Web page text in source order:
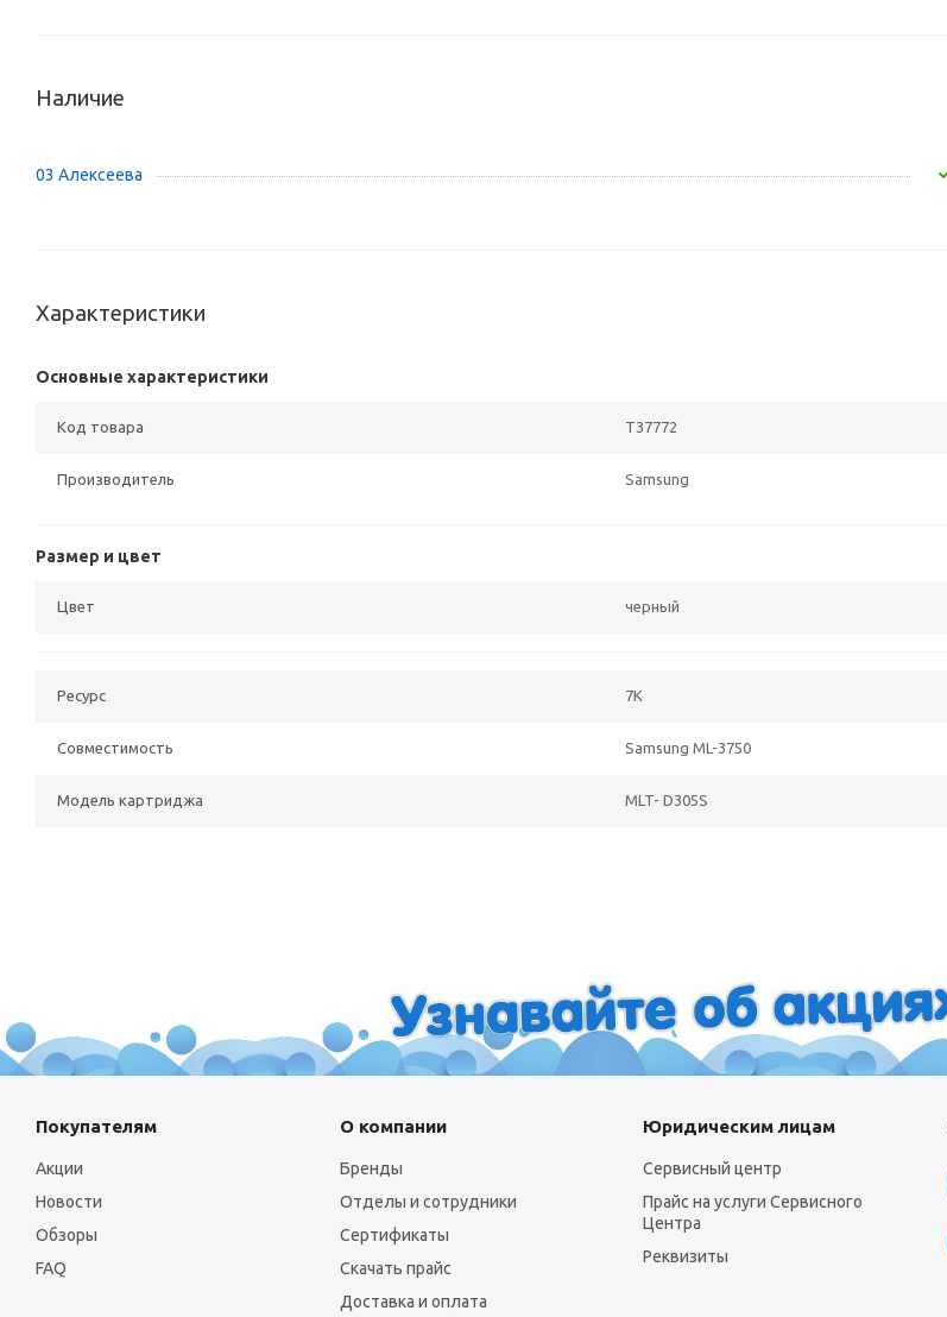
Наличие
03 Алексеева
Характеристики
Основные характеристики
Код товара T37772
Производитель Samsung
Размер и цвет
Цвет черный
Ресурс 7K
Совместимость Samsung ML-3750
Модель картриджа MLT- D305S
Покупателям
Акции
Новости
Обзоры
FAQ
О компании
Бренды
Отделы и сотрудники
Сертификаты
Скачать прайс
Доставка и оплата
Юридическим лицам
Сервисный центр
Прайс на услуги Сервисного
Центра
Реквизиты